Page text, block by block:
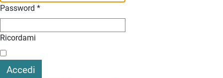
Password *
Ricordami
Accedi